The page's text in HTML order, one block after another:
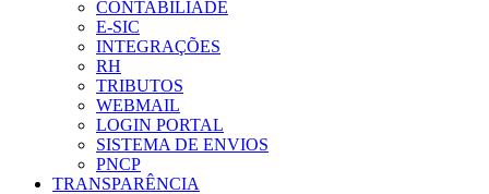
CONTABILIADE
E-SIC
INTEGRAÇÕES
RH
TRIBUTOS
WEBMAIL
LOGIN PORTAL
SISTEMA DE ENVIOS
PNCP
TRANSPARÊNCIA